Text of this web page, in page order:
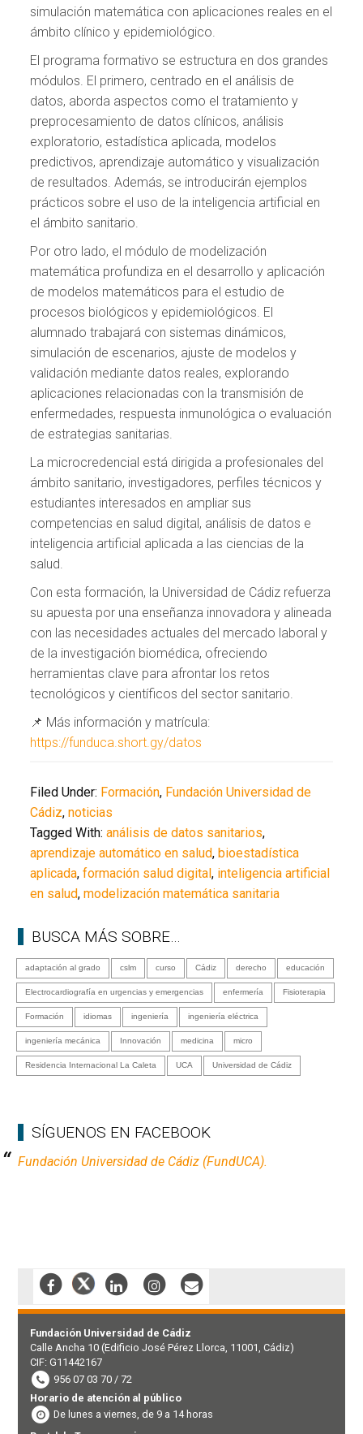
simulación matemática con aplicaciones reales en el
ámbito clínico y epidemiológico.
El programa formativo se estructura en dos grandes
módulos. El primero, centrado en el análisis de
datos, aborda aspectos como el tratamiento y
preprocesamiento de datos clínicos, análisis
exploratorio, estadística aplicada, modelos
predictivos, aprendizaje automático y visualización
de resultados. Además, se introducirán ejemplos
prácticos sobre el uso de la inteligencia artificial en
el ámbito sanitario.
Por otro lado, el módulo de modelización
matemática profundiza en el desarrollo y aplicación
de modelos matemáticos para el estudio de
procesos biológicos y epidemiológicos. El
alumnado trabajará con sistemas dinámicos,
simulación de escenarios, ajuste de modelos y
validación mediante datos reales, explorando
aplicaciones relacionadas con la transmisión de
enfermedades, respuesta inmunológica o evaluación
de estrategias sanitarias.
La microcredencial está dirigida a profesionales del
ámbito sanitario, investigadores, perfiles técnicos y
estudiantes interesados en ampliar sus
competencias en salud digital, análisis de datos e
inteligencia artificial aplicada a las ciencias de la
salud.
Con esta formación, la Universidad de Cádiz refuerza
su apuesta por una enseñanza innovadora y alineada
con las necesidades actuales del mercado laboral y
de la investigación biomédica, ofreciendo
herramientas clave para afrontar los retos
tecnológicos y científicos del sector sanitario.
📌 Más información y matrícula:
https://funduca.short.gy/datos
Filed Under: Formación, Fundación Universidad de
Cádiz,noticias
Tagged With:análisis de datos sanitarios,
aprendizaje automático en salud,bioestadística
aplicada,formación salud digital, inteligencia artificial
en salud,modelización matemática sanitaria
BUSCA MÁS SOBRE…
adaptación al grado cslm curso Cádiz derecho educación
Electrocardiografía en urgencias y emergencias enfermería Fisioterapia
Formación idiomas ingeniería ingeniería eléctrica
ingeniería mecánica Innovación medicina micro
Residencia Internacional La Caleta UCA Universidad de Cádiz
SÍGUENOS EN FACEBOOK
Fundación Universidad de Cádiz (FundUCA).
Fundación Universidad de Cádiz
Calle Ancha 10 (Edificio José Pérez Llorca, 11001, Cádiz)
CIF: G11442167
956 07 03 70 / 72
Horario de atención al público
De lunes a viernes, de 9 a 14 horas